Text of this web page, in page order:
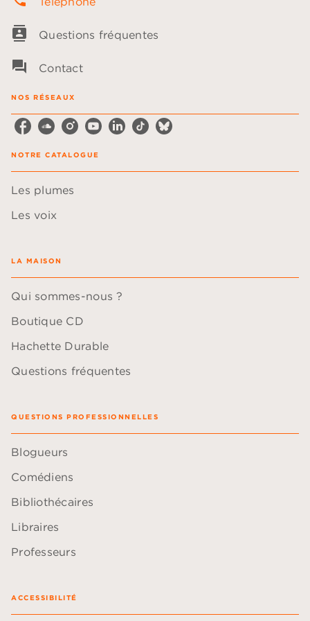
contacts Questions fréquentes
question_answer Contact
NOS RÉSEAUX
NOTRE CATALOGUE
Les plumes
Les voix
LA MAISON
Qui sommes-nous ?
Boutique CD
Hachette Durable
Questions fréquentes
QUESTIONS PROFESSIONNELLES
Blogueurs
Comédiens
Bibliothécaires
Libraires
Professeurs
ACCESSIBILITÉ